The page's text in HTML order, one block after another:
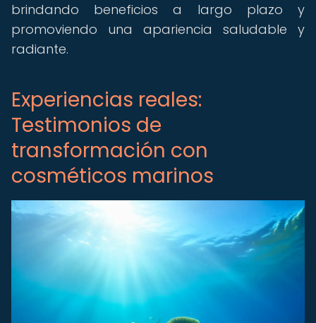
brindando beneficios a largo plazo y
promoviendo una apariencia saludable y
radiante.
Experiencias reales:
Testimonios de
transformación con
cosméticos marinos